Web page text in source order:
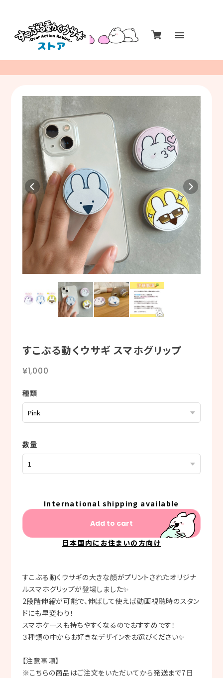
すこぶる動くウサギ スマホグリップ
¥1,000
種類
数量
International shipping available
Add to cart
日本国内にお住まいの方向け
すこぶる動くウサギの大きな顔がプリントされたオリジナ
ルスマホグリップが登場しました✨
2段階伸縮が可能で、伸ばして使えば動画視聴時のスタン
ドにも早変わり！
スマホケースも持ちやすくなるのでおすすめです！
３種類の中からお好きなデザインをお選びください✨
【注意事項】
※こちらの商品はご注文をいただいてから発送まで7日